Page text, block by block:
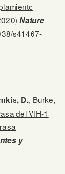
Nature
s41467-
D., Burke,
del VIH-1
y